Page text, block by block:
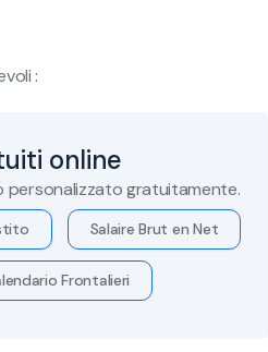
:
online
personalizzato gratuitamente.
Salaire Brut en Net
Frontalieri